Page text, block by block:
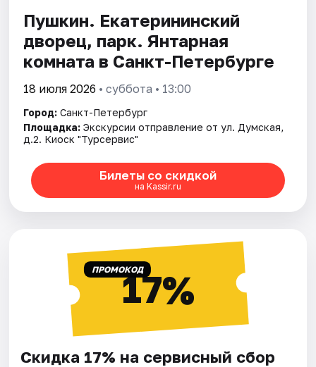
Города
Площадки
Артисты
Рейтинги
Пушкин. Екатерининский
дворец, парк. Янтарная
комната в Санкт-Петербурге
18 июля 2026 • суббота • 13:00
Город: Санкт-Петербург
Площадка: Экскурсии отправление от ул. Думская,
д.2. Киоск "Турсервис"
Билеты со скидкой
на Kassir.ru
ПРОМОКОД17%
Скидка 17% на сервисный сбор